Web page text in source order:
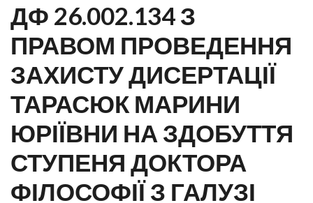
ДФ 26.002.134 З
ПРАВОМ ПРОВЕДЕННЯ
ЗАХИСТУ ДИСЕРТАЦІЇ
ТАРАСЮК МАРИНИ
ЮРІЇВНИ НА ЗДОБУТТЯ
СТУПЕНЯ ДОКТОРА
ФІЛОСОФІЇ З ГАЛУЗІ